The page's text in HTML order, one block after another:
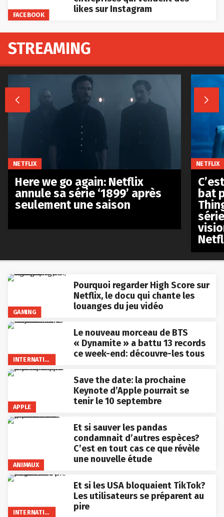
FACEBOOK
likes sur Instagram
GAMING
Pourquoi regarder High Score sur
Netflix, le docu qui chante les
louanges du jeu vidéo
INTERNATIONAL
Le nouveau morceau de BTS
« Dynamite » a battu 13 records
ce week-end: découvre-les tous
APPLE
Save the date: la prochaine
Keynote d’Apple pourrait se
tenir le 10 septembre
ANIMAUX
Et si sauver les pandas
condamnait d’autres espèces?
C’est en tout cas ce que révèle
une nouvelle étude
INTERNATIONAL
Et si les USA bloquaient TikTok?
Les utilisateurs se préparent au
pire
STREAMING
 
NETFLIX
Here we go again: Netflix
annule sa série ‘1899’ après
seulement une saison
NETFLIX
bat